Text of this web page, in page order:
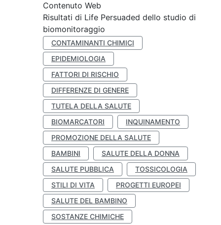
Contenuto Web
Risultati di Life Persuaded dello studio di
biomonitoraggio
CONTAMINANTI CHIMICI
EPIDEMIOLOGIA
FATTORI DI RISCHIO
DIFFERENZE DI GENERE
TUTELA DELLA SALUTE
BIOMARCATORI
INQUINAMENTO
PROMOZIONE DELLA SALUTE
BAMBINI
SALUTE DELLA DONNA
SALUTE PUBBLICA
TOSSICOLOGIA
STILI DI VITA
PROGETTI EUROPEI
SALUTE DEL BAMBINO
SOSTANZE CHIMICHE